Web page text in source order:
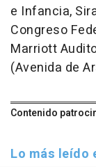
e Infancia,
Congreso
Marriott
(Avenida de
Contenido
Lo más leído